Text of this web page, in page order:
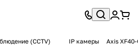
(CCTV) IP камеры Axis XF40-